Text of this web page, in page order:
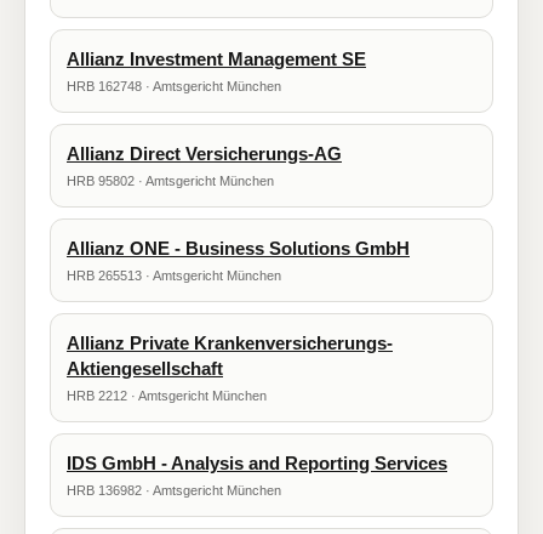
Allianz Investment Management SE
HRB 162748 · Amtsgericht München
Allianz Direct Versicherungs-AG
HRB 95802 · Amtsgericht München
Allianz ONE - Business Solutions GmbH
HRB 265513 · Amtsgericht München
Allianz Private Krankenversicherungs-
Aktiengesellschaft
HRB 2212 · Amtsgericht München
IDS GmbH - Analysis and Reporting Services
HRB 136982 · Amtsgericht München